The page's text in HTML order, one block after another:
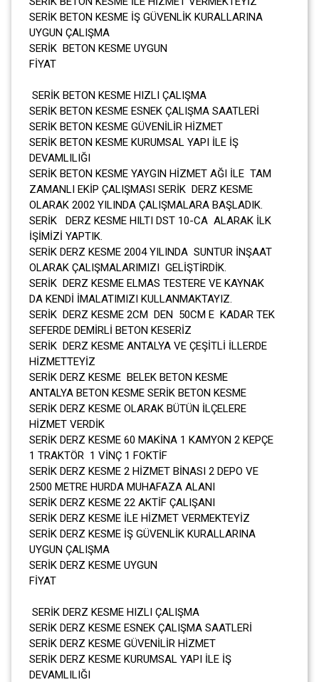
SERİK BETON KESME İŞ GÜVENLİK KURALLARINA
UYGUN ÇALIŞMA
SERİK BETON KESME UYGUN
FİYAT
SERİK BETON KESME HIZLI ÇALIŞMA
SERİK BETON KESME ESNEK ÇALIŞMA SAATLERİ
SERİK BETON KESME GÜVENİLİR HİZMET
SERİK BETON KESME KURUMSAL YAPI İLE İŞ
DEVAMLILIĞI
SERİK BETON KESME YAYGIN HİZMET AĞI İLE TAM
ZAMANLI EKİP ÇALIŞMASI SERİK DERZ KESME
OLARAK 2002 YILINDA ÇALIŞMALARA BAŞLADIK.
SERİK DERZ KESME HILTI DST 10-CA ALARAK İLK
İŞİMİZİ YAPTIK.
SERİK DERZ KESME 2004 YILINDA SUNTUR İNŞAAT
OLARAK ÇALIŞMALARIMIZI GELİŞTİRDİK.
SERİK DERZ KESME ELMAS TESTERE VE KAYNAK
DA KENDİ İMALATIMIZI KULLANMAKTAYIZ.
SERİK DERZ KESME 2CM DEN 50CM E KADAR TEK
SEFERDE DEMİRLİ BETON KESERİZ
SERİK DERZ KESME ANTALYA VE ÇEŞİTLİ İLLERDE
HİZMETTEYİZ
SERİK DERZ KESME BELEK BETON KESME
ANTALYA BETON KESME SERİK BETON KESME
SERİK DERZ KESME OLARAK BÜTÜN İLÇELERE
HİZMET VERDİK
SERİK DERZ KESME 60 MAKİNA 1 KAMYON 2 KEPÇE
1 TRAKTÖR 1 VİNÇ 1 FOKTİF
SERİK DERZ KESME 2 HİZMET BİNASI 2 DEPO VE
2500 METRE HURDA MUHAFAZA ALANI
SERİK DERZ KESME 22 AKTİF ÇALIŞANI
SERİK DERZ KESME İLE HİZMET VERMEKTEYİZ
SERİK DERZ KESME İŞ GÜVENLİK KURALLARINA
UYGUN ÇALIŞMA
SERİK DERZ KESME UYGUN
FİYAT
SERİK DERZ KESME HIZLI ÇALIŞMA
SERİK DERZ KESME ESNEK ÇALIŞMA SAATLERİ
SERİK DERZ KESME GÜVENİLİR HİZMET
SERİK DERZ KESME KURUMSAL YAPI İLE İŞ
DEVAMLILIĞI